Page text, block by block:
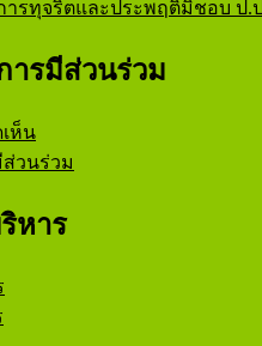
ารทุจริตและประพฤติมิชอบ ป.
ารมีส่วนร่วม
ห็น
ส่วนร่วม
หาร